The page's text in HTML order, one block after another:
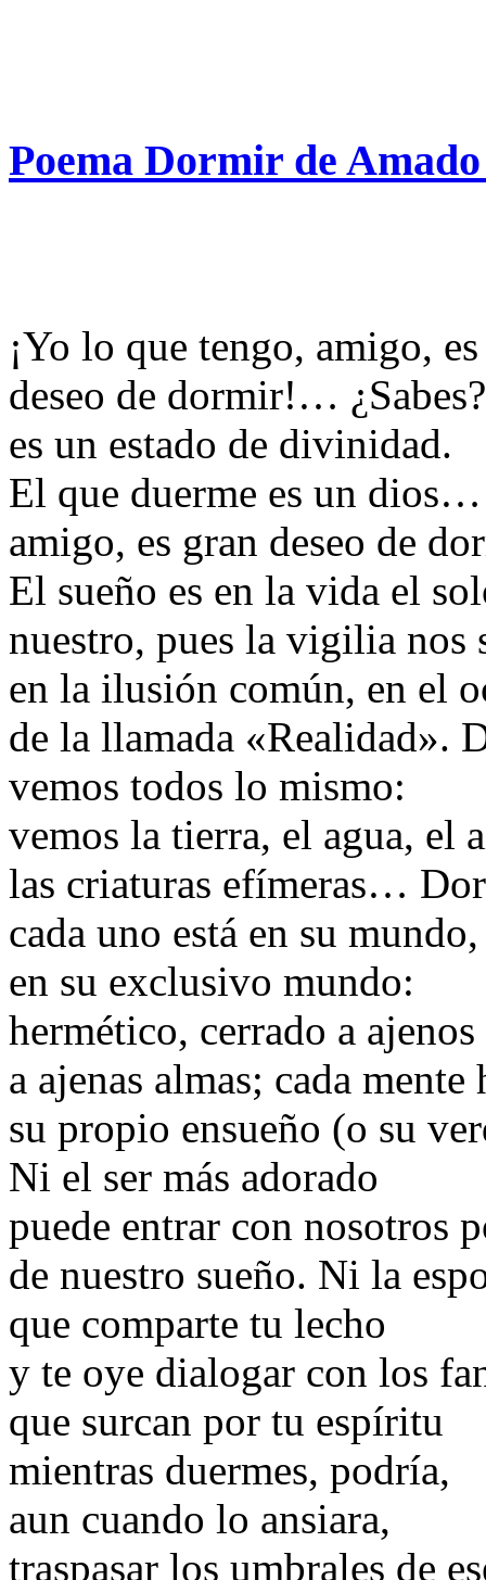
Poema Dormir de
¡Yo lo que tengo, amigo,
deseo de dormir!…
es un estado de divinidad.
El que duerme es un
amigo, es gran deseo de
El sueño es en la vida el
nuestro, pues la vigilia nos
en la ilusión común, en el
de la llamada «Realidad».
vemos todos lo mismo:
vemos la tierra, el agua, el
las criaturas efímeras…
cada uno está en su mundo,
en su exclusivo mundo:
hermético, cerrado a
a ajenas almas; cada mente
su propio ensueño (o su
Ni el ser más adorado
puede entrar con nosotros
de nuestro sueño. Ni la
que comparte tu lecho
y te oye dialogar con los
que surcan por tu espíritu
mientras duermes, podría,
aun cuando lo ansiara,
traspasar los umbrales de